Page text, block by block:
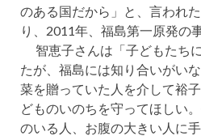
のある国だから」と、言われ
り、2011年、福島第一原発の
智恵子さんは「子どもたち
たが、福島には知り合いがい
菜を贈っていた人を介して裕
どものいのちを守ってほしい
のいる人、お腹の大きい人に